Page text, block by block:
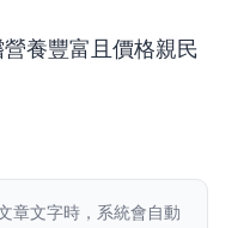
養豐富且價格親民
章文字時，系統會自動